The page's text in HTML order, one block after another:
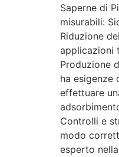
Saperne di
misurabili:
Riduzione
applicazioni
Produzione
ha esigenze
effettuare
Controlli e
modo
esperto